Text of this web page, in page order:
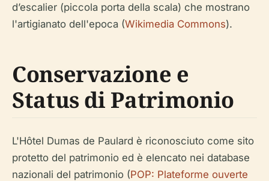
d’escalier (piccola porta della scala) che mostrano
l'artigianato dell'epoca (Wikimedia Commons).
Conservazione e
Status di Patrimonio
L'Hôtel Dumas de Paulard è riconosciuto come sito
protetto del patrimonio ed è elencato nei database
nazionali del patrimonio (POP: Plateforme ouverte